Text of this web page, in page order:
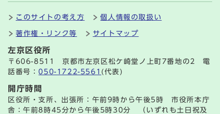
このサイトの考え方 個人情報の取扱い
著作権・リンク等 サイトマップ
左京区役所
〒606-8511 京都市左京区松ケ崎堂ノ上町7番地の2 電
話番号：050-1722-5561 (代表)
開庁時間
区役所・支所、出張所：午前9時から午後5時 市役所本庁
舎：午前8時45分から午後5時30分 （いずれも土日祝及